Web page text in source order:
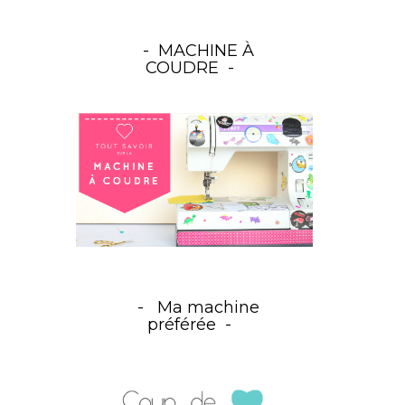
MACHINE À
COUDRE
Ma machine
préférée